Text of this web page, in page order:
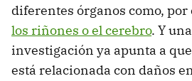
diferentes órganos como, por
los riñones o el cerebro. Y
investigación ya apunta a
está relacionada con daños